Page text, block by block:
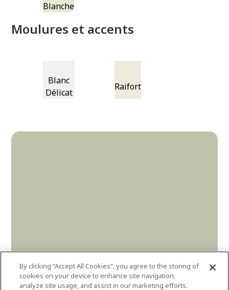
Blanche
Moulures et accents
Blanc
Délicat
Raifort
By clicking “Accept All Cookies”, you agree to the storing of
cookies on your device to enhance site navigation,
analyze site usage, and assist in our marketing efforts.